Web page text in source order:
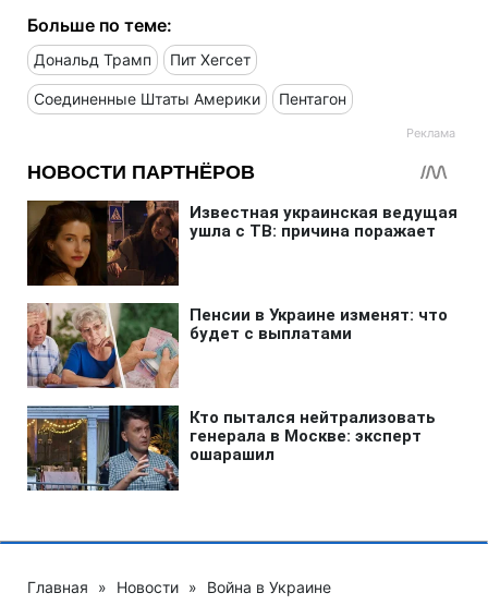
Больше по теме:
Дональд Трамп Пит Хегсет
Соединенные Штаты Америки Пентагон
Главная » Новости » Война в Украине